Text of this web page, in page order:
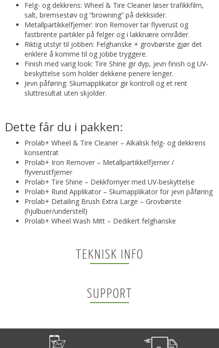
Felg- og dekkrens: Wheel & Tire Cleaner løser trafikkfilm,
salt, bremsestøv og “browning” på dekksider.
Metallpartikkelfjerner: Iron Remover tar flyverust og
fastbrente partikler på felger og i lakknære områder.
Riktig utstyr til jobben: Felghanske + grovbørste gjør det
enklere å komme til og jobbe tryggere.
Finish med varig look: Tire Shine gir dyp, jevn finish og UV-
beskyttelse som holder dekkene penere lenger.
Jevn påføring: Skumapplikator gir kontroll og et rent
sluttresultat uten skjolder.
Dette får du i pakken:
Prolab+ Wheel & Tire Cleaner – Alkalisk felg- og dekkrens
konsentrat
Prolab+ Iron Remover – Metallpartikkelfjerner /
flyverustfjerner
Prolab+ Tire Shine – Dekkfornyer med UV-beskyttelse
Prolab+ Rund Applikator – Skumapplikator for jevn påføring
Prolab+ Detailing Brush Extra Large – Grovbørste
(hjulbuer/understell)
Prolab+ Wheel Wash Mitt – Dedikert felghanske
TEKNISK INFO
SUPPORT